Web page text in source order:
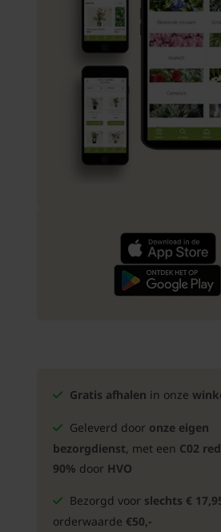
Gratis afhalen in onze
Geleverd door onze eigen
bezorgdienst, met een C02
90% door HVO
Bezorgd voor slechts €
orderwaarde €50,-